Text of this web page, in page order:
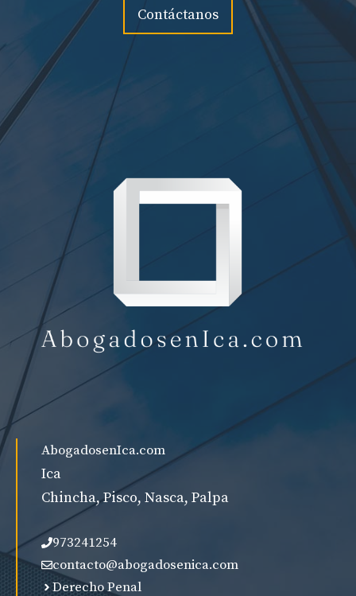
Contáctanos
AbogadosenIca.com
Ica
Chincha, Pisco, Nasca, Palpa
973241254
contacto@abogadosenica.com
Derecho Penal